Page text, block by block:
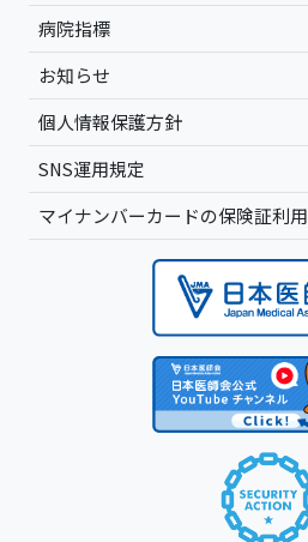
病院指標
お知らせ
個人情報保護方針
SNS運用規定
マイナンバーカードの保険証利用